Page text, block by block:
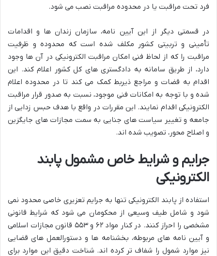
فرد تحت مراقبت یا در محدوده مراقبت نصب می شود.
در قسمتی دیگر از این آیین نامه، سازمان زندان ها و اقدامات
تأمینی و تربیتی کشور مکلف شده است که محدوده و ظرفیت
مراقبت را که از لحاظ فنی امکان مراقبت الکترونیکی در آن ها وجود
دارد، از طریق سامانه به دادگستری های کل کشور اعلام کند. این
اقدام به قضات و مراجع ذیربط کمک می کند تا در محدوده اعلام
شده و با توجه به امکانات فنی موجود، نسبت به صدور قرار مراقبت
الکترونیکی اقدام نمایند. این مقررات در واقع با هدف حبس زدایی از
جامعه و تغییر سیاست های جنایی به سمت مجازات های جایگزین
و اصلاح محور، تصویب شده اند.
جرایم و شرایط خاص مشمول پابند
الکترونیکی
استفاده از پابند الکترونیکی تنها به جرایم تعزیری خاصی محدود نمی
شود و شامل طیف وسیعی از محکومان می شود که شرایط قانونی
مشخصی را احراز کنند. در کنار مواد ۶۲ و ۵۵۳ قانون مجازات اسلامی
و آیین نامه های مربوطه، بخشنامه ها و دستورالعمل های قضایی
نیز موارد شمول را شفاف تر کرده اند. شناخت دقیق این موارد برای